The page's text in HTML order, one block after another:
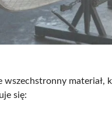
wszechstronny materiał,
się: